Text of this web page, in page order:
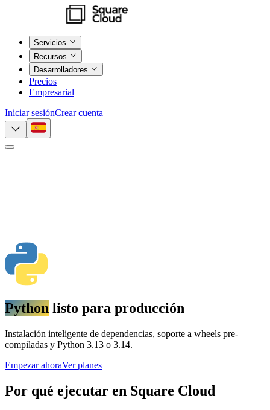
Servicios
Recursos
Desarrolladores
Precios
Empresarial
Iniciar sesiónCrear cuenta
Python listo para producción
Instalación inteligente de dependencias, soporte a wheels pre-
compiladas y Python 3.13 o 3.14.
Empezar ahoraVer planes
Por qué ejecutar en Square Cloud